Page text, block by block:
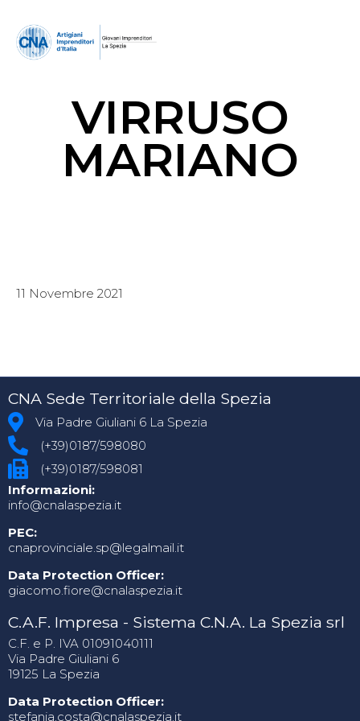
VIRRUSO
MARIANO
11 Novembre 2021
CNA Sede Territoriale della Spezia
Via Padre Giuliani 6 La Spezia
(+39)0187/598080
(+39)0187/598081
Informazioni:
info@cnalaspezia.it
PEC:
cnaprovinciale.sp@legalmail.it
Data Protection Officer:
giacomo.fiore@cnalaspezia.it
C.A.F. Impresa - Sistema C.N.A. La Spezia srl
C.F. e P. IVA 01091040111
Via Padre Giuliani 6
19125 La Spezia
Data Protection Officer:
stefania.costa@cnalaspezia.it